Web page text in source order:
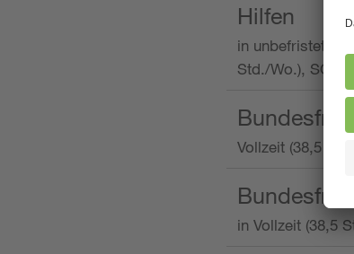
Hilfen
in unbefristeter
Std./Wo.), SOS-
Vollzeit (38,5
in Vollzeit (38,5